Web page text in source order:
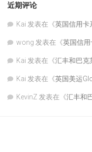
近期评论
Kai 发表在《英国信用卡
wong 发表在《英国信用
Kai 发表在《汇丰和巴
Kai 发表在《英国美运
KevinZ 发表在《汇丰和